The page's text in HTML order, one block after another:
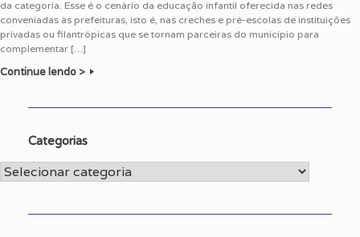
da categoria. Esse é o cenário da educação infantil oferecida nas redes
conveniadas às prefeituras, isto é, nas creches e pré-escolas de instituições
privadas ou filantrópicas que se tornam parceiras do município para
complementar […]
Continue lendo >
Categorias
Categorias